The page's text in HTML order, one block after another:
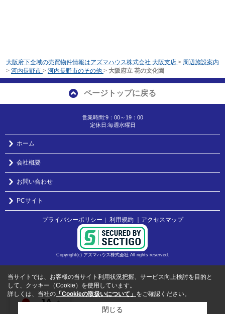
JA
大阪府下全域の売買物件情報はアズマハウス株式会社 大阪支店 > 周辺施設案内
> 河内長野市 > 河内長野市のその他 > 大阪府立 花の文化園
ページトップに戻る
営業時間:9：00～19：00
定休日:毎週水曜日
ホーム
会社概要
お問い合わせ
PCサイト
プライバシーポリシー ｜ 利用規約 ｜アクセスマップ
Copyright(c) アズマハウス株式会社 All rights reserved.
当サイトでは、お客様の当サイト利用状況把握、サービス向上検討を目的と
して、クッキー（Cookie）を使用しています。
詳しくは、当社の 「Cookieの取扱いについて」 をご確認ください。
閉じる